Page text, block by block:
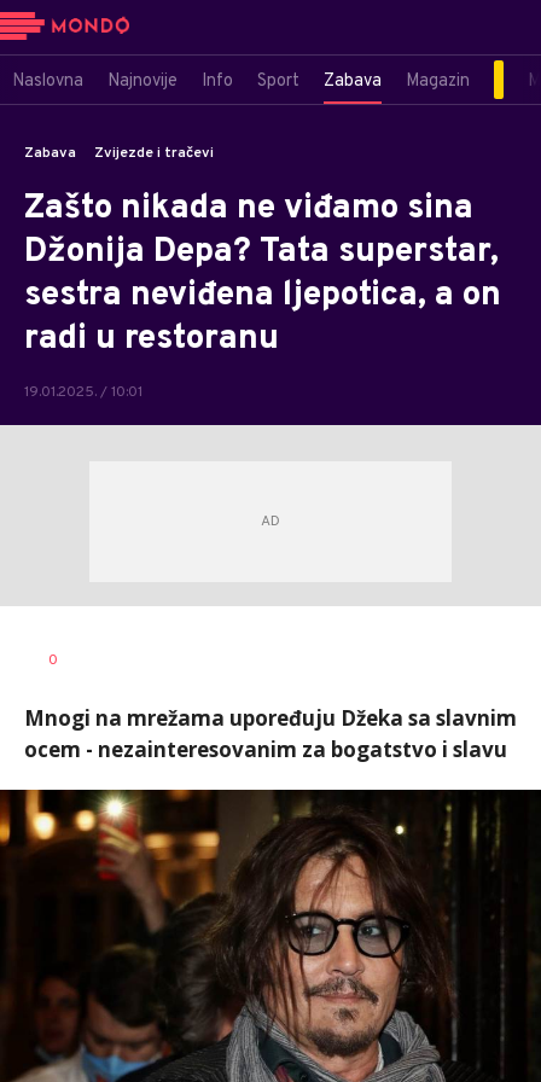
Naslovna Najnovije Info Sport Zabava Magazin
Zabava Zvijezde i tračevi
Zašto nikada ne viđamo sina
Džonija Depa? Tata superstar,
sestra neviđena ljepotica, a on
radi u restoranu
19.01.2025. / 10:01
AUTOR
0
Mnogi na mrežama upoređuju Džeka sa slavnim
ocem - nezainteresovanim za bogatstvo i slavu